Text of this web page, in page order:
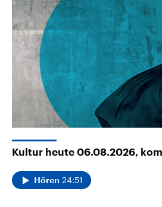
Kultur heute 06.08.2026,
Hören 24:51